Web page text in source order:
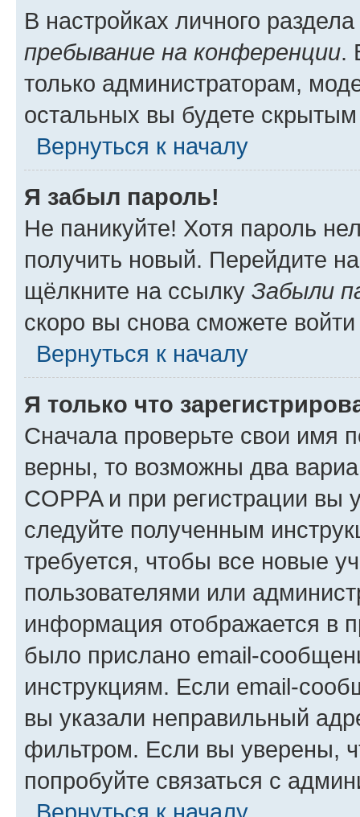
В настройках личного
пребывание на конференции.
только администраторам,
остальных вы будете
Вернуться к началу
Я забыл пароль!
Не паникуйте! Хотя пароль
получить новый. Перейдите
щёлкните на ссылку Забыли
скоро вы снова сможете
Вернуться к началу
Я только что
Сначала проверьте свои имя
верны, то возможны два
COPPA и при регистрации вы
следуйте полученным
требуется, чтобы все новые
пользователями или
информация отображается в
было прислано email-
инструкциям. Если email-
вы указали неправильный
фильтром. Если вы уверены,
попробуйте связаться с
Вернуться к началу